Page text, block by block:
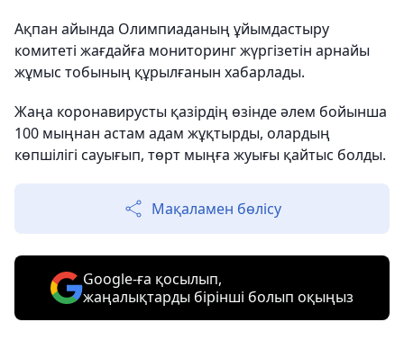
Ақпан айында Олимпиаданың ұйымдастыру
комитеті жағдайға мониторинг жүргізетін арнайы
жұмыс тобының құрылғанын хабарлады.
Жаңа коронавирусты қазірдің өзінде әлем бойынша
100 мыңнан астам адам жұқтырды, олардың
көпшілігі сауығып, төрт мыңға жуығы қайтыс болды.
Мақаламен бөлісу
Google-ға қосылып,
жаңалықтарды бірінші болып оқыңыз